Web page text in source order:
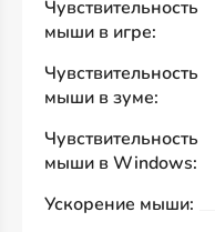
Чувствительность
мыши в игре:
Чувствительность
мыши в зуме:
Чувствительность
мыши в Windows:
Ускорение мыши: